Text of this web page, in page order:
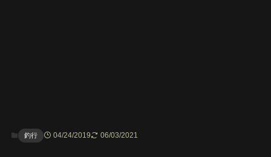
釣行 04/24/2019 06/03/2021